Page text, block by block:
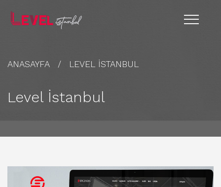
ANASAYFA LEVEL İSTANBUL
Level İstanbul